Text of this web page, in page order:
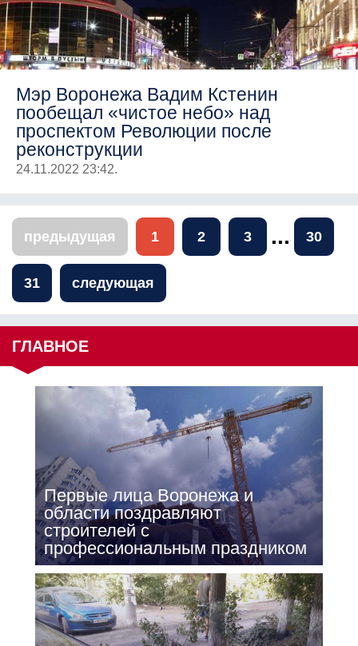
Мэр Воронежа Вадим Кстенин
пообещал «чистое небо» над
проспектом Революции после
реконструкции
24.11.2022 23:42.
предыдущая 1 2 3 ... 30
31 следующая
ГЛАВНОЕ
Первые лица Воронежа и
области поздравляют
строителей с
профессиональным праздником